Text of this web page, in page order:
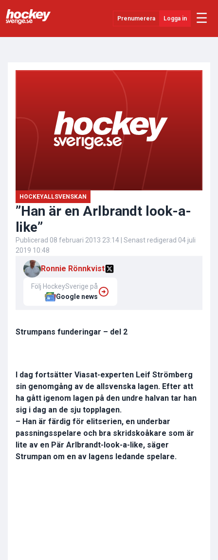
Prenumerera Logga in ☰
HOCKEYALLSVENSKAN
”Han är en Arlbrandt look-a-
like”
Publicerad 08 februari 2013 23:14 | Senast redigerad 04 juli
2019 10:48
Ronnie Rönnkvist
Följ HockeySverige på
Google news
Strumpans funderingar – del 2
I dag fortsätter Viasat-experten Leif Strömberg
sin genomgång av de allsvenska lagen. Efter att
ha gått igenom lagen på den undre halvan tar han
sig i dag an de sju topplagen.
– Han är färdig för elitserien, en underbar
passningsspelare och bra skridskoåkare som är
lite av en Pär Arlbrandt-look-a-like, säger
Strumpan om en av lagens ledande spelare.